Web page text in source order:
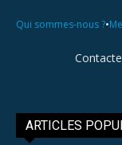
Qui sommes-nous ?•
ARTICLES